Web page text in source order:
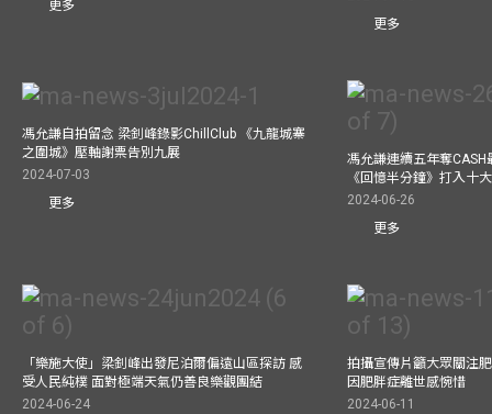
更多
更多
馮允謙自拍留念 梁釗峰錄影ChillClub 《九龍城寨
之圍城》壓軸謝票告別九展
2024-07-03
更多
馮允謙連續五年奪
《回憶半分鐘》打入十
2024-06-26
更多
「樂施大使」梁釗峰出發尼泊爾偏遠山區探訪 感
受人民純樸 面對極端天氣仍善良樂觀團結
2024-06-24
拍攝宣傳片籲大眾關注
因肥胖症離世感惋惜
2024-06-11